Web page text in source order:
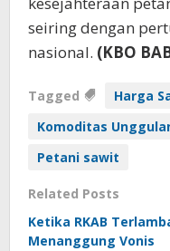
seiring dengan
nasional. (KBO
Tagged Harga
Komoditas
Petani sawit
Related Posts
Ketika RKAB
Menanggung Vonis